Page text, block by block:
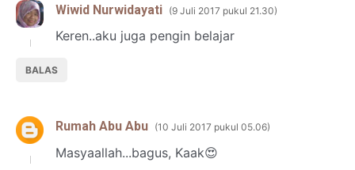
Wiwid Nurwidayati 9 Juli 2017 pukul 21.30
Keren..aku juga pengin belajar
BALAS
Rumah Abu Abu 10 Juli 2017 pukul 05.06
Masyaallah...bagus, Kaak😍